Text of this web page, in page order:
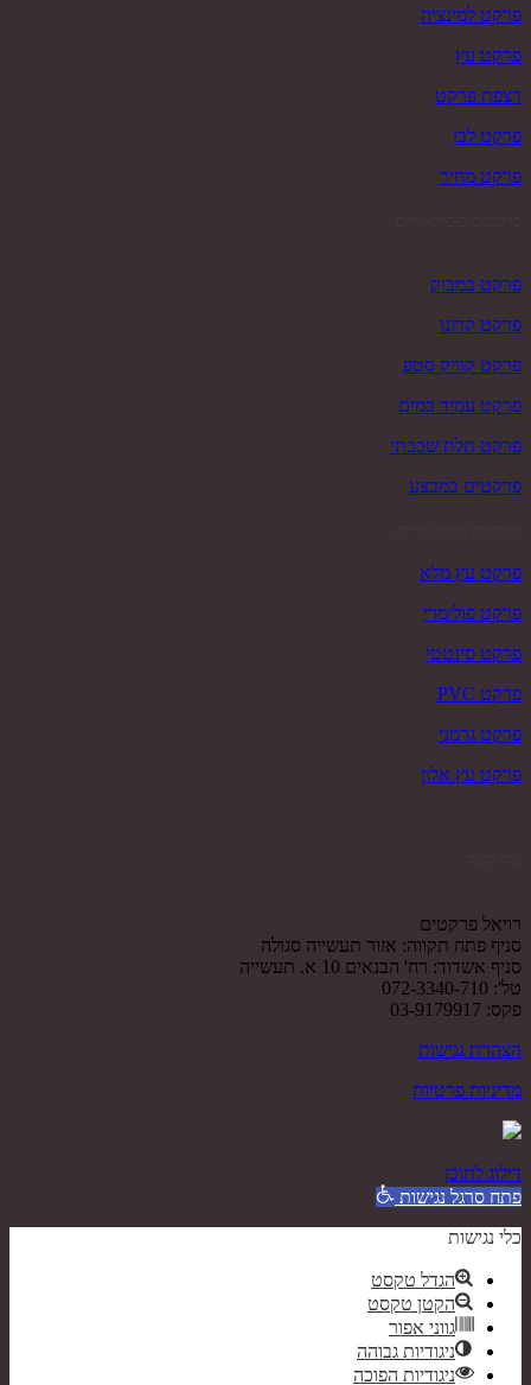
פרקט למינציה
פרקט עץ
רצפת פרקט
פרקט לבן
פרקט מחיר
פרקט במבוק
פרקט קרונו
פרקט קוויק סטפ
פרקט עמיד במים
פרקט תלת שכבתי
פרקטים במבצע
פרקט עץ מלא
פרקט פולימרי
פרקט סינטטי
פרקט PVC
פרקט גרמני
פרקט עץ אלון
רויאל פרקטים
סניף פתח תקווה: אזור תעשייה סגולה
סניף אשדוד: רח' הבנאים 10 א. תעשייה
טל': 072-3340-710
פקס: 03-9179917
הצהרת נגישות
מדיניות פרטיות
דילוג לתוכן
פתח סרגל נגישות
כלי נגישות
הגדל טקסט
הקטן טקסט
גווני אפור
ניגודיות גבוהה
ניגודיות הפוכה